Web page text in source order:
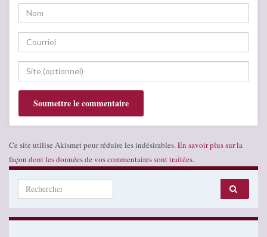
Ce site utilise Akismet pour réduire les indésirables. En savoir plus sur la
façon dont les données de vos commentaires sont traitées.
Search for: